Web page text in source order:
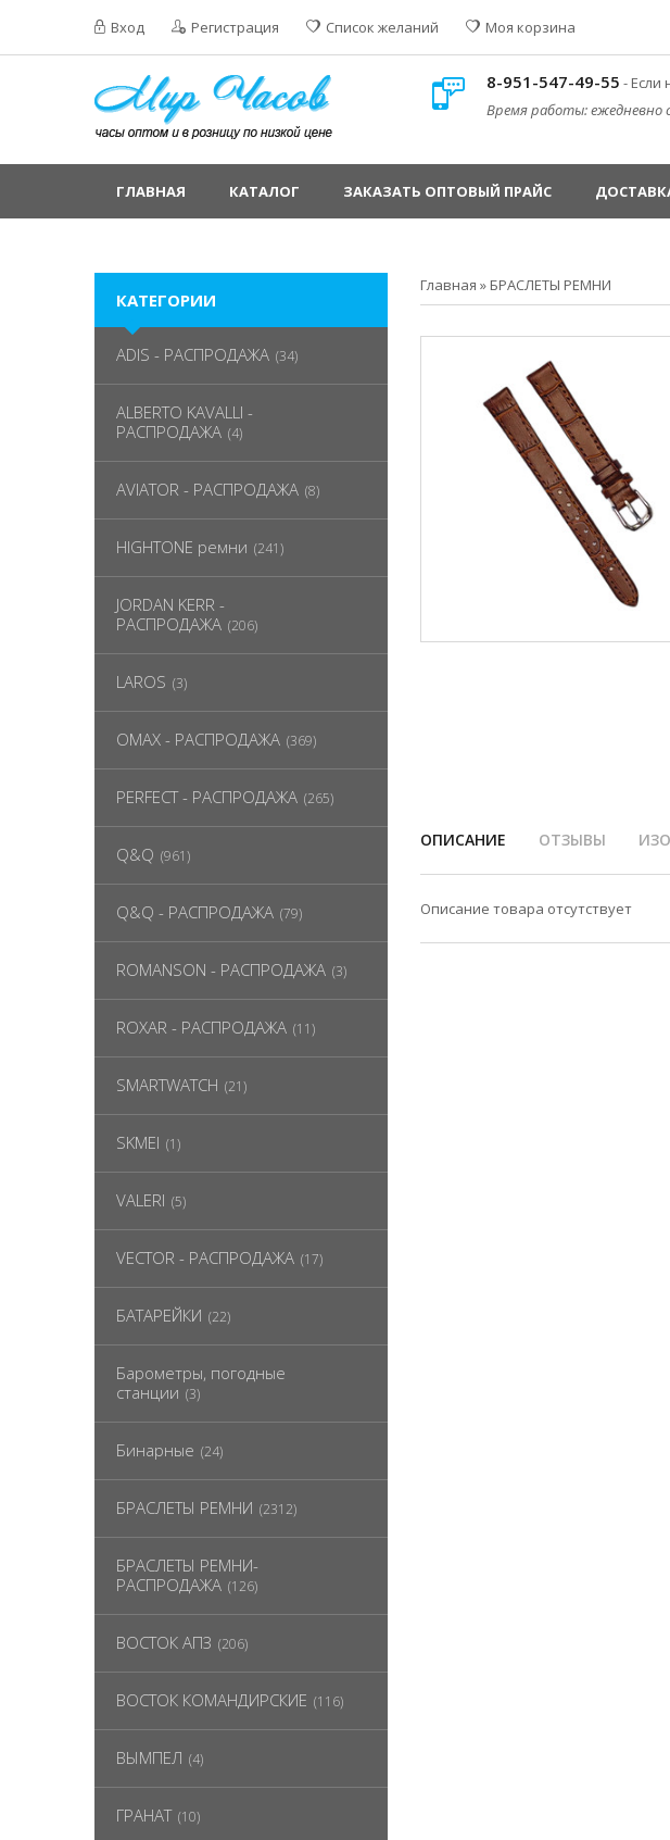
Вход Регистрация Список желаний Моя корзина
8-951-547-49-55 - Если
Время работы: ежедневно
ГЛАВНАЯ КАТАЛОГ ЗАКАЗАТЬ ОПТОВЫЙ ПРАЙС
Главная » БРАСЛЕТЫ РЕМНИ
ОПИСАНИЕ ОТЗЫВЫ
Описание товара отсутствует
КАТЕГОРИИ
ADIS - РАСПРОДАЖА (34)
ALBERTO KAVALLI -
РАСПРОДАЖА (4)
AVIATOR - РАСПРОДАЖА (8)
HIGHTONE ремни (241)
JORDAN KERR -
РАСПРОДАЖА (206)
LAROS (3)
OMAX - РАСПРОДАЖА (369)
PERFECT - РАСПРОДАЖА (265)
Q&Q (961)
Q&Q - РАСПРОДАЖА (79)
ROMANSON - РАСПРОДАЖА (3)
ROXAR - РАСПРОДАЖА (11)
SMARTWATCH (21)
SKMEI (1)
VALERI (5)
VECTOR - РАСПРОДАЖА (17)
БАТАРЕЙКИ (22)
Барометры, погодные
станции (3)
Бинарные (24)
БРАСЛЕТЫ РЕМНИ (2312)
БРАСЛЕТЫ РЕМНИ-
РАСПРОДАЖА (126)
ВОСТОК АПЗ (206)
ВОСТОК КОМАНДИРСКИЕ (116)
ВЫМПЕЛ (4)
ГРАНАТ (10)